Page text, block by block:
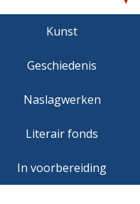
Kunst
Geschiedenis
Naslagwerken
Literair fonds
In voorbereiding